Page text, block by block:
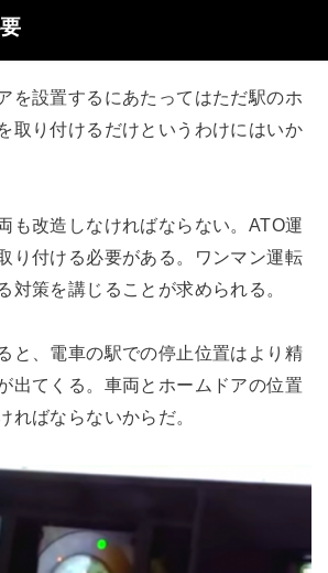
を設置するにあたってはただ駅のホ
取り付けるだけというわけにはいか
も改造しなければならない。ATO運
り付ける必要がある。ワンマン運転
対策を講じることが求められる。
と、電車の駅での停止位置はより精
出てくる。車両とホームドアの位置
ればならないからだ。